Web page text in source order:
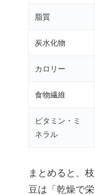
脂質
炭水化物
カロリー
食物繊維
ビタミン・ミ
ネラル
まとめると、
豆は「乾燥で